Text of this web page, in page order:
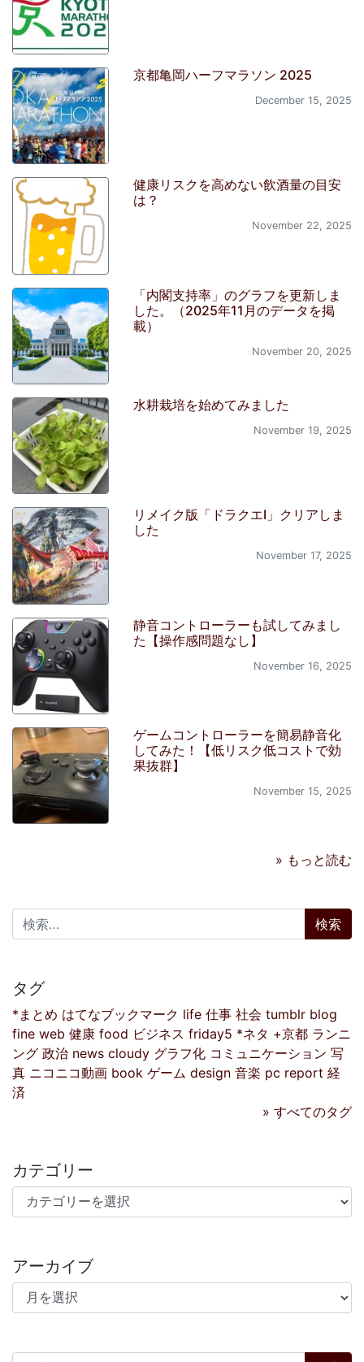
京都亀岡ハーフマラソン 2025
December 15, 2025
健康リスクを高めない飲酒量の目安
は？
November 22, 2025
「内閣支持率」のグラフを更新しま
した。（2025年11月のデータを掲
載）
November 20, 2025
水耕栽培を始めてみました
November 19, 2025
リメイク版「ドラクエI」クリアしま
した
November 17, 2025
静音コントローラーも試してみまし
た【操作感問題なし】
November 16, 2025
ゲームコントローラーを簡易静音化
してみた！【低リスク低コストで効
果抜群】
November 15, 2025
» もっと読む
検索:
タグ
*まとめ はてなブックマーク life 仕事 社会 tumblr blog
fine web 健康 food ビジネス friday5 *ネタ +京都 ランニ
ング 政治 news cloudy グラフ化 コミュニケーション 写
真 ニコニコ動画 book ゲーム design 音楽 pc report 経
済
» すべてのタグ
カテゴリー
カテゴリー
アーカイブ
アーカイブ